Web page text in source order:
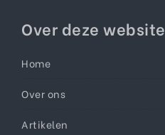
Over deze website
Home
Over ons
Artikelen